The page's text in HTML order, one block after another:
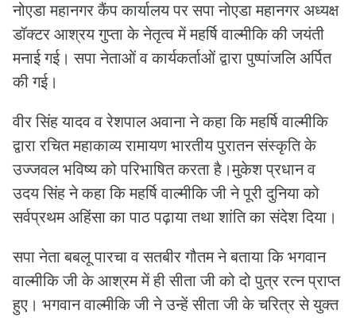
नोएडा महानगर कैंप कार्यालय पर सपा नोएडा महानगर अध्यक्ष
डॉक्टर आश्रय गुप्ता के नेतृत्व में महर्षि वाल्मीकि की जयंती
मनाई गई। सपा नेताओं व कार्यकर्ताओं द्वारा पुष्पांजलि अर्पित
की गई।
वीर सिंह यादव व रेशपाल अवाना ने कहा कि महर्षि वाल्मीकि
द्वारा रचित महाकाव्य रामायण भारतीय पुरातन संस्कृति के
उज्जवल भविष्य को परिभाषित करता है।मुकेश प्रधान व
उदय सिंह ने कहा कि महर्षि वाल्मीकि जी ने पूरी दुनिया को
सर्वप्रथम अहिंसा का पाठ पढ़ाया तथा शांति का संदेश दिया।
सपा नेता बबलू पारचा व सतबीर गौतम ने बताया कि भगवान
वाल्मीकि जी के आश्रम में ही सीता जी को दो पुत्र रत्न प्राप्त
हुए। भगवान वाल्मीकि जी ने उन्हें सीता जी के चरित्र से युक्त